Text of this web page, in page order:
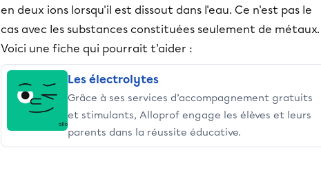
en deux ions lorsqu'il est dissout dans l'eau. Ce n'est pas le
cas avec les substances constituées seulement de métaux.
Voici une fiche qui pourrait t'aider :
Les électrolytes
Grâce à ses services d’accompagnement gratuits
et stimulants, Alloprof engage les élèves et leurs
parents dans la réussite éducative.